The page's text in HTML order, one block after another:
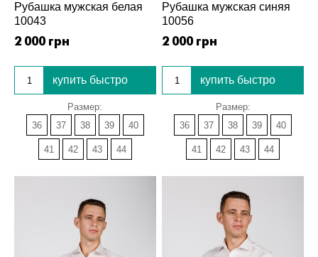
Рубашка мужская белая
10043
2 000 грн
купить быстро
Размер:
36
37 38 39 40
41 42 43 44
Рубашка мужская синяя
10056
2 000 грн
купить быстро
Размер:
36
37 38 39 40
41 42 43 44